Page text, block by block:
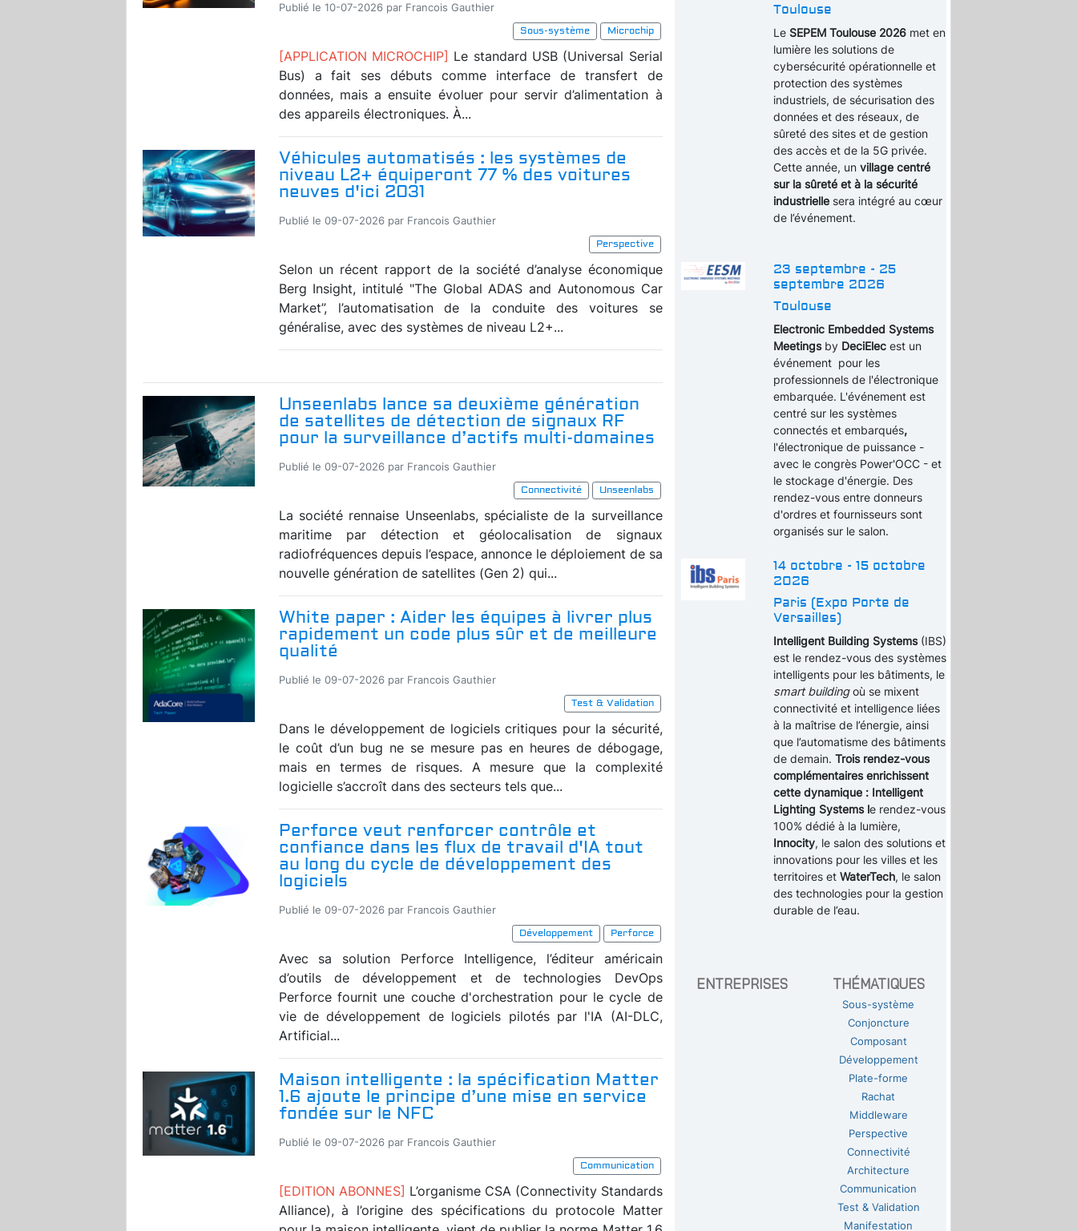
Publié le 10-07-2026 par Francois Gauthier
Sous-système
Microchip
[APPLICATION MICROCHIP] Le standard USB (Universal Serial
Bus) a fait ses débuts comme interface de transfert de
données, mais a ensuite évoluer pour servir d’alimentation à
des appareils électroniques. À...
Véhicules automatisés : les systèmes de
niveau L2+ équiperont 77 % des voitures
neuves d'ici 2031
Publié le 09-07-2026 par Francois Gauthier
Perspective
Selon un récent rapport de la société d’analyse économique
Berg Insight, intitulé "The Global ADAS and Autonomous Car
Market”, l’automatisation de la conduite des voitures se
généralise, avec des systèmes de niveau L2+...
Unseenlabs lance sa deuxième génération
de satellites de détection de signaux RF
pour la surveillance d’actifs multi-domaines
Publié le 09-07-2026 par Francois Gauthier
Connectivité
Unseenlabs
La société rennaise Unseenlabs, spécialiste de la surveillance
maritime par détection et géolocalisation de signaux
radiofréquences depuis l’espace, annonce le déploiement de sa
nouvelle génération de satellites (Gen 2) qui...
White paper : Aider les équipes à livrer plus
rapidement un code plus sûr et de meilleure
qualité
Publié le 09-07-2026 par Francois Gauthier
Test & Validation
Dans le développement de logiciels critiques pour la sécurité,
le coût d’un bug ne se mesure pas en heures de débogage,
mais en termes de risques. A mesure que la complexité
logicielle s’accroît dans des secteurs tels que...
Perforce veut renforcer contrôle et
confiance dans les flux de travail d'IA tout
au long du cycle de développement des
logiciels
Publié le 09-07-2026 par Francois Gauthier
Développement
Perforce
Avec sa solution Perforce Intelligence, l’éditeur américain
d’outils de développement et de technologies DevOps
Perforce fournit une couche d'orchestration pour le cycle de
vie de développement de logiciels pilotés par l'IA (AI-DLC,
Artificial...
Maison intelligente : la spécification Matter
1.6 ajoute le principe d’une mise en service
fondée sur le NFC
Publié le 09-07-2026 par Francois Gauthier
Communication
[EDITION ABONNES] L’organisme CSA (Connectivity Standards
Alliance), à l’origine des spécifications du protocole Matter
Toulouse
Le SEPEM Toulouse 2026met en
lumière les solutions de
cybersécurité opérationnelle et
protection des systèmes
industriels, de sécurisation des
données et des réseaux, de
sûreté des sites et de gestion
des accès et de la 5G privée.
Cette année, un village centré
sur la sûreté et à la sécurité
industriellesera intégré au cœur
de l’événement.
23 septembre - 25
septembre 2026
Toulouse
Electronic Embedded Systems
Meetingsby DeciElec est un
événement pour les
professionnels de l'électronique
embarquée. L'événement est
centré sur les systèmes
connectés et embarqués,
l'électronique de puissance -
avec le congrès Power'OCC - et
le stockage d'énergie. Des
rendez-vous entre donneurs
d'ordres et fournisseurs sont
organisés sur le salon.
14 octobre - 15 octobre
2026
Paris (Expo Porte de
Versailles)
Intelligent Building Systems(IBS)
est le rendez-vous des systèmes
intelligents pour les bâtiments, le
smart buildingoù se mixent
connectivité et intelligence liées
à la maîtrise de l’énergie, ainsi
que l’automatisme des bâtiments
de demain. Trois rendez-vous
complémentaires enrichissent
cette dynamique : Intelligent
Lighting Systems le rendez-vous
100% dédié à la lumière,
Innocity, le salon des solutions et
innovations pour les villes et les
territoires et WaterTech, le salon
des technologies pour la gestion
durable de l’eau.
ENTREPRISES THÉMATIQUES
Sous-système
Conjoncture
Composant
Développement
Plate-forme
Rachat
Middleware
Perspective
Connectivité
Architecture
Communication
Test & Validation
Manifestation